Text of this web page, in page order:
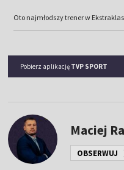
Oto najmłodszy trener w
Pobierz aplikację TVP SPORT
Maciej
OBSERWUJ